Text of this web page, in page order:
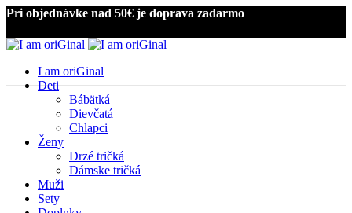
Pri objednávke nad 50€ je doprava zadarmo
I am oriGinal
Deti
Bábätká
Dievčatá
Chlapci
Ženy
Drzé tričká
Dámske tričká
Muži
Sety